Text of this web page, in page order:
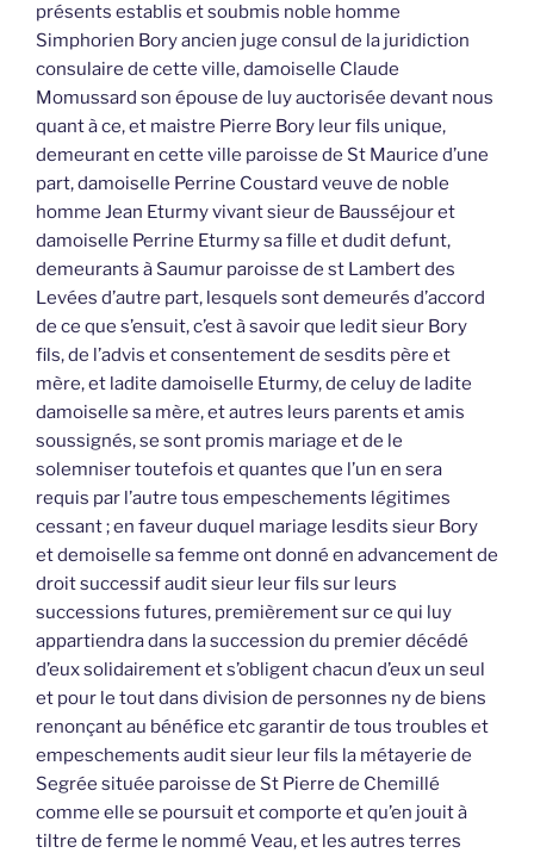
présents establis et soubmis noble homme
Simphorien Bory ancien juge consul de la juridiction
consulaire de cette ville, damoiselle Claude
Momussard son épouse de luy auctorisée devant nous
quant à ce, et maistre Pierre Bory leur fils unique,
demeurant en cette ville paroisse de St Maurice d’une
part, damoiselle Perrine Coustard veuve de noble
homme Jean Eturmy vivant sieur de Bausséjour et
damoiselle Perrine Eturmy sa fille et dudit defunt,
demeurants à Saumur paroisse de st Lambert des
Levées d’autre part, lesquels sont demeurés d’accord
de ce que s’ensuit, c’est à savoir que ledit sieur Bory
fils, de l’advis et consentement de sesdits père et
mère, et ladite damoiselle Eturmy, de celuy de ladite
damoiselle sa mère, et autres leurs parents et amis
soussignés, se sont promis mariage et de le
solemniser toutefois et quantes que l’un en sera
requis par l’autre tous empeschements légitimes
cessant ; en faveur duquel mariage lesdits sieur Bory
et demoiselle sa femme ont donné en advancement de
droit successif audit sieur leur fils sur leurs
successions futures, premièrement sur ce qui luy
appartiendra dans la succession du premier décédé
d’eux solidairement et s’obligent chacun d’eux un seul
et pour le tout dans division de personnes ny de biens
renonçant au bénéfice etc garantir de tous troubles et
empeschements audit sieur leur fils la métayerie de
Segrée située paroisse de St Pierre de Chemillé
comme elle se poursuit et comporte et qu’en jouit à
tiltre de ferme le nommé Veau, et les autres terres